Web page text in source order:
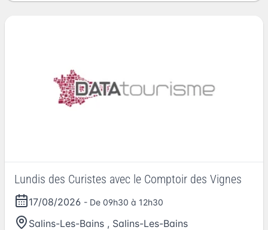
Lundis des Curistes avec le Comptoir des Vignes
17/08/2026 - De 09h30 à 12h30
Salins-Les-Bains , Salins-Les-Bains